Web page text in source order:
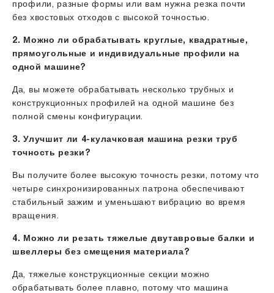
профили, разные формы или вам нужна резка почти
без хвостовых отходов с высокой точностью.
2. Можно ли обрабатывать круглые, квадратные,
прямоугольные и индивидуальные профили на
одной машине?
Да, вы можете обрабатывать несколько трубных и
конструкционных профилей на одной машине без
полной смены конфигурации.
3. Улучшит ли 4-кулачковая машина резки труб
точность резки?
Вы получите более высокую точность резки, потому что
четыре синхронизированных патрона обеспечивают
стабильный зажим и уменьшают вибрацию во время
вращения.
4. Можно ли резать тяжелые двутавровые балки и
швеллеры без смещения материала?
Да, тяжелые конструкционные секции можно
обрабатывать более плавно, потому что машина